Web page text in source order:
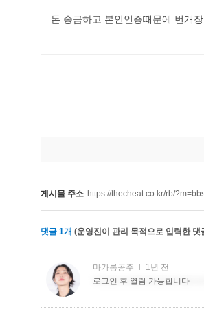
돈 송금하고 본인인증때문에 번개
게시물 주소 https://thecheat.co.kr/rb/
댓글 1개 (운영진이 관리 목적으로 입력한